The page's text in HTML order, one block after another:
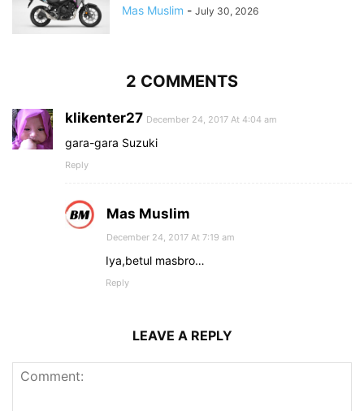
Mas Muslim - July 30, 2026
2 COMMENTS
klikenter27 December 24, 2017 At 4:04 am
gara-gara Suzuki
Reply
Mas Muslim
December 24, 2017 At 7:19 am
Iya,betul masbro…
Reply
LEAVE A REPLY